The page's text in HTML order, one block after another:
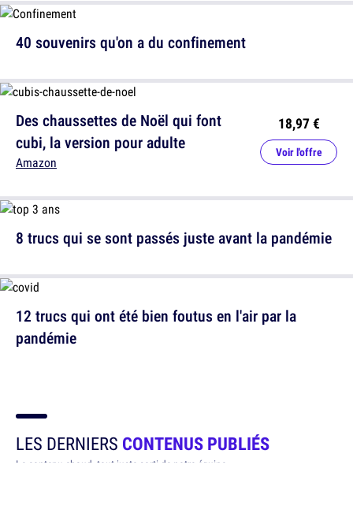
Des chaussettes de Noël qui font
cubi, la version pour adulte
Amazon
18,97 €
Voir l'offre
12 trucs qui ont été bien foutus en l'air par la
pandémie
40 souvenirs qu'on a du confinement
8 trucs qui se sont passés juste avant la pandémie
LES DERNIERS CONTENUS PUBLIÉS
Le contenu chaud, tout juste sorti de notre équipe